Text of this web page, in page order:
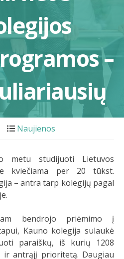
–
Naujienos
metu studijuoti Lietuvos
kviečiama per 20 tūkst.
– antra tarp kolegijų pagal
bendrojo priėmimo į
Kauno kolegija sulaukė
paraiškų, iš kurių 1208
ir antrąjį prioritetą. Daugiau